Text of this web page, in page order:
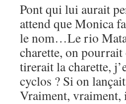
Pont qui lui aurait
attend que Monica
le nom…Le rio
charette, on pourrait
tirerait la charette,
cyclos ? Si on
Vraiment, vraiment,